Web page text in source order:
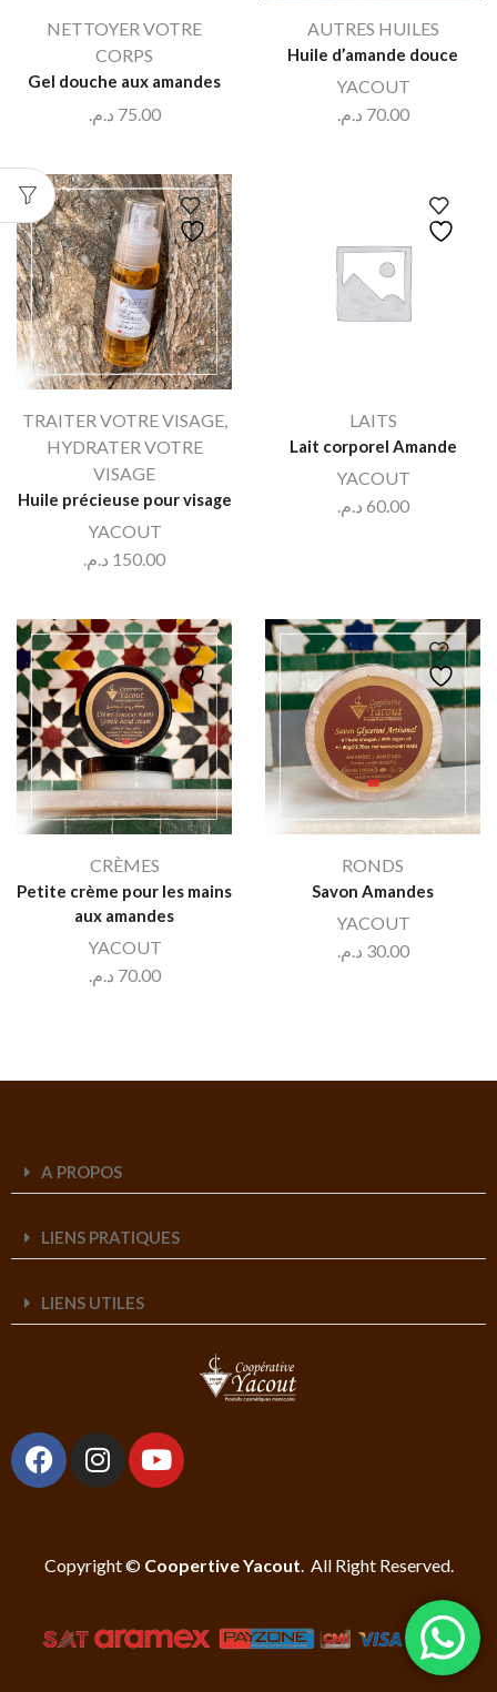
NETTOYER VOTRE
CORPS
Gel douche aux amandes
75.00 د.م.
AUTRES HUILES
Huile d’amande douce
YACOUT
70.00 د.م.
TRAITER VOTRE VISAGE,
HYDRATER VOTRE
VISAGE
Huile précieuse pour visage
YACOUT
150.00 د.م.
LAITS
Lait corporel Amande
YACOUT
60.00 د.م.
CRÈMES
Petite crème pour les mains
aux amandes
YACOUT
70.00 د.م.
RONDS
Savon Amandes
YACOUT
30.00 د.م.
A PROPOS
LIENS PRATIQUES
LIENS UTILES
Copyright © Coopertive Yacout. All Right Reserved.